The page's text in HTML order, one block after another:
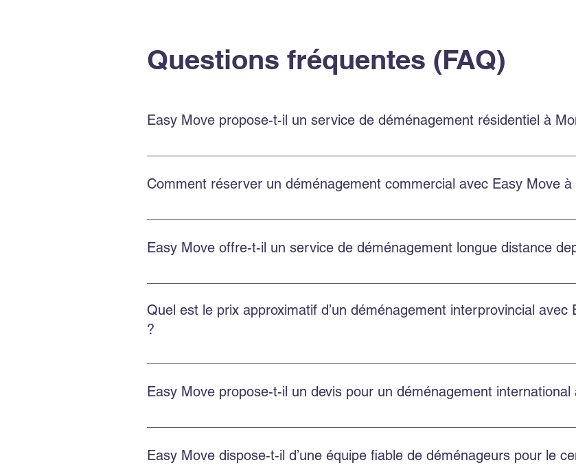
Questions fréquentes (FAQ)
Easy Move propose-t-il un service de déménagement résidentiel à
Oui. Easy Move Montréal propose un service résidentiel à Montréal et en banlieue,
Comment réserver un déménagement commercial avec Easy Move à
Réservez en remplissant le formulaire sur le site, en appelant au 514‑578‑6903, ou en
Easy Move offre-t-il un service de déménagement longue distance
Oui. Easy Move réalise des déménagements provinciaux et internationaux depuis le
Quel est le prix approximatif d’un déménagement interprovincial avec
?
Le prix dépend de la distance, du volume et des services choisis. Easy Move propose
Easy Move propose-t-il un devis pour un déménagement international
Oui. Easy Move fournit des devis gratuits pour les déménagements internationaux
Easy Move dispose-t-il d’une équipe fiable de déménageurs pour le